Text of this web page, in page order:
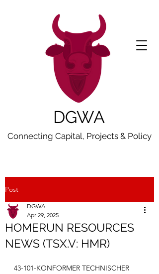
DGWA
Connecting Capital, Projects & Policy
Post
HOMERUN RESOURCES
NEWS (TSX.V: HMR)
DGWA
Apr 29, 2025
43-101-KONFORMER TECHNISCHER